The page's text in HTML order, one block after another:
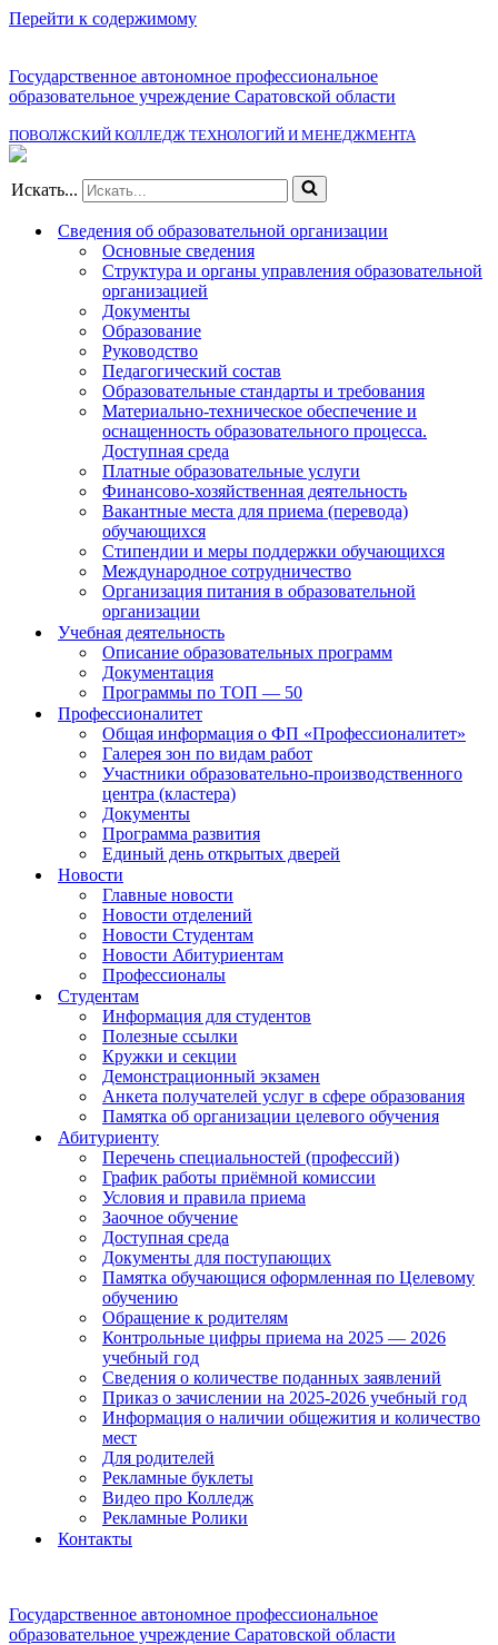
Перейти к содержимому
Государственное автономное профессиональное
образовательное учреждение Саратовской области
ПОВОЛЖСКИЙ КОЛЛЕДЖ ТЕХНОЛОГИЙ И МЕНЕДЖМЕНТА
Искать...
Сведения об образовательной организации
Основные сведения
Структура и органы управления образовательной
организацией
Документы
Образование
Руководство
Педагогический состав
Образовательные стандарты и требования
Материально-техническое обеспечение и
оснащенность образовательного процесса.
Доступная среда
Платные образовательные услуги
Финансово-хозяйственная деятельность
Вакантные места для приема (перевода)
обучающихся
Стипендии и меры поддержки обучающихся
Международное сотрудничество
Организация питания в образовательной
организации
Учебная деятельность
Описание образовательных программ
Документация
Программы по ТОП — 50
Профессионалитет
Общая информация о ФП «Профессионалитет»
Галерея зон по видам работ
Участники образовательно-производственного
центра (кластера)
Документы
Программа развития
Единый день открытых дверей
Новости
Главные новости
Новости отделений
Новости Студентам
Новости Абитуриентам
Профессионалы
Студентам
Информация для студентов
Полезные ссылки
Кружки и секции
Демонстрационный экзамен
Анкета получателей услуг в сфере образования
Памятка об организации целевого обучения
Абитуриенту
Перечень специальностей (профессий)
График работы приёмной комиссии
Условия и правила приема
Заочное обучение
Доступная среда
Документы для поступающих
Памятка обучающися оформленная по Целевому
обучению
Обращение к родителям
Контрольные цифры приема на 2025 — 2026
учебный год
Сведения о количестве поданных заявлений
Приказ о зачислении на 2025-2026 учебный год
Информация о наличии общежития и количество
мест
Для родителей
Рекламные буклеты
Видео про Колледж
Рекламные Ролики
Контакты
Государственное автономное профессиональное
образовательное учреждение Саратовской области